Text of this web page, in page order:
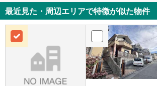
最近見た・周辺エリアで特徴が似た物件